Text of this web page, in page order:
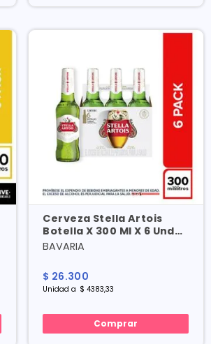
Cerveza Stella Artois
Botella X 300 Ml X 6 Und
Precio Especial
BAVARIA
$ 26.300
Unidad a $ 4383,33
Comprar